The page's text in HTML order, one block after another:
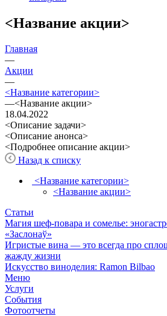
<Название акции>
Главная
—
Акции
—
<Название категории>
—<Название акции>
18.04.2022
<Описание задачи>
<Описание анонса>
<Подробнее описание акции>
Назад к списку
<Название категории>
<Название акции>
Статьи
Магия шеф-повара и сомелье:
«Заслонаў»
Игристые вина — это всегда про
жажду жизни
Искусство виноделия: Ramon Bilbao
Меню
Услуги
События
Фотоотчеты